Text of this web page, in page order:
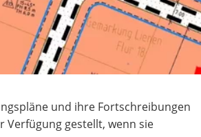
und ihre Fortschreibungen
Verfügung gestellt, wenn sie